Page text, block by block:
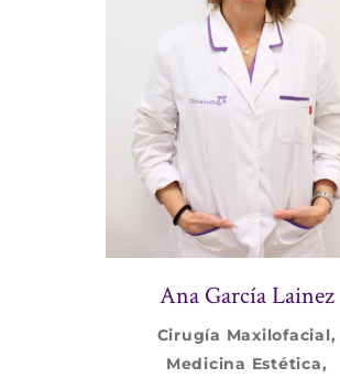
Ana García Lainez
Cirugía Maxilofacial,
Medicina Estética,